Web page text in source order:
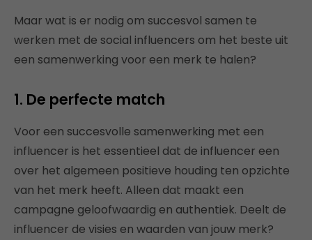
Maar wat is er nodig om succesvol samen te
werken met de social influencers om het beste uit
een samenwerking voor een merk te halen?
1. De perfecte match
Voor een succesvolle samenwerking met een
influencer is het essentieel dat de influencer een
over het algemeen positieve houding ten opzichte
van het merk heeft. Alleen dat maakt een
campagne geloofwaardig en authentiek. Deelt de
influencer de visies en waarden van jouw merk?